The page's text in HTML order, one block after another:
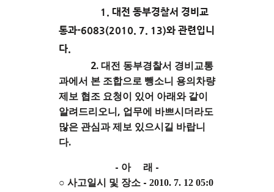
1. 대전 동부경찰서 경비교
통과-6083(2010. 7. 13)와 관련입니
다.
2. 대전 동부경찰서 경비교통
과에서 본 조합으로 뺑소니 용의차량
제보 협조 요청이 있어 아래와 같이
알려드리오니, 업무에 바쁘시더라도
많은 관심과 제보 있으시길 바랍니
다.
- 아 래 -
○ 사고일시 및 장소 - 2010. 7. 12 05:0